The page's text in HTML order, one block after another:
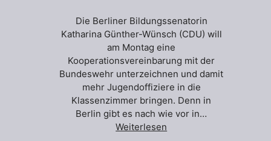
Die Berliner Bildungssenatorin
Katharina Günther-Wünsch (CDU) will
am Montag eine
Kooperationsvereinbarung mit der
Bundeswehr unterzeichnen und damit
mehr Jugendoffiziere in die
Klassenzimmer bringen. Denn in
Berlin gibt es nach wie vor in…
Weiterlesen